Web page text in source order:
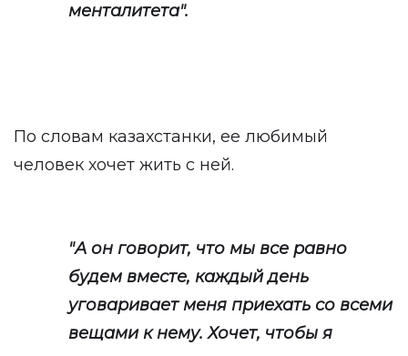
менталитета".
По словам казахстанки, ее любимый
человек хочет жить с ней.
"А он говорит, что мы все равно
будем вместе, каждый день
уговаривает меня приехать со всеми
вещами к нему. Хочет, чтобы я